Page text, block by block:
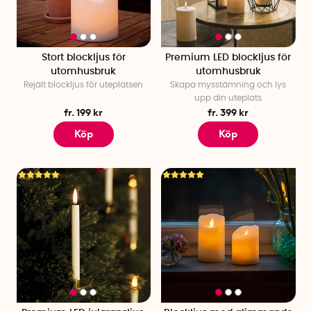
ger extra trivsel i trädgården eller ballkongen, men som
också har över 1000 h i batteritid.
Stort blockljus för
utomhusbruk
Rejält blockljus för uteplatsen
fr. 199 kr
Köp
Premium LED blockljus för
utomhusbruk
Skapa mysstämning och lys
upp din uteplats
fr. 399 kr
Köp